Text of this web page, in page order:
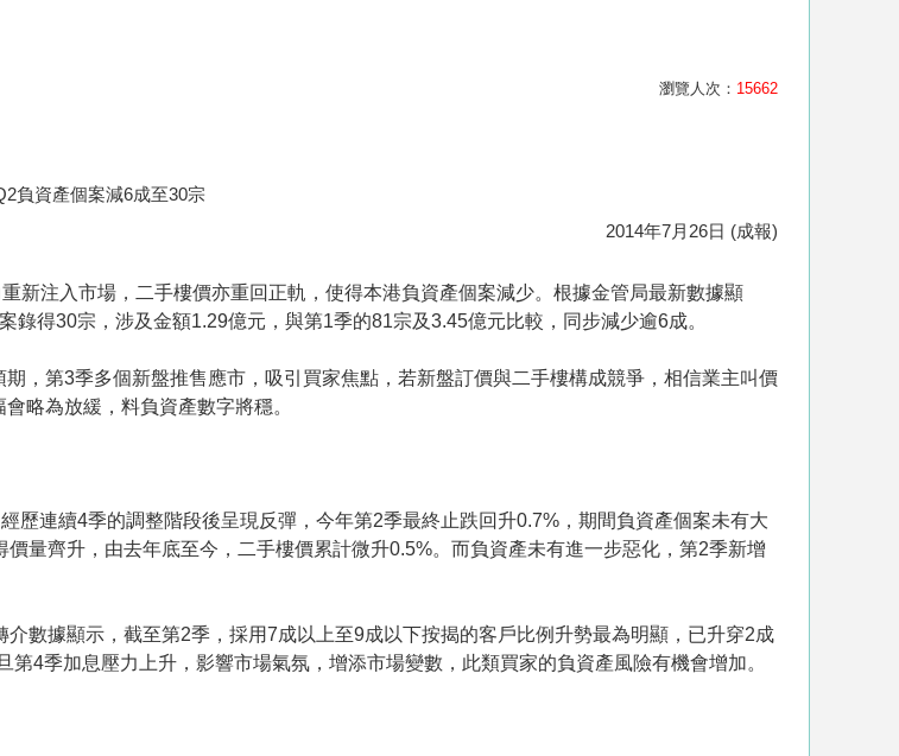
瀏覽人次： 15662
負資產個案減6成至30宗
2014年7月26日 (成報)
注入市場，二手樓價亦重回正軌，使得本港負資產個案減少。根據金管局最新數據顯
錄得30宗，涉及金額1.29億元，與第1季的81宗及3.45億元比較，同步減少逾6成。
第3季多個新盤推售應市，吸引買家焦點，若新盤訂價與二手樓構成競爭，相信業主叫價
略為放緩，料負資產數字將穩。
連續4季的調整階段後呈現反彈，今年第2季最終止跌回升0.7%，期間負資產個案未有大
量齊升，由去年底至今，二手樓價累計微升0.5%。而負資產未有進一步惡化，第2季新增
據顯示，截至第2季，採用7成以上至9成以下按揭的客戶比例升勢最為明顯，已升穿2成
4季加息壓力上升，影響市場氣氛，增添市場變數，此類買家的負資產風險有機會增加。